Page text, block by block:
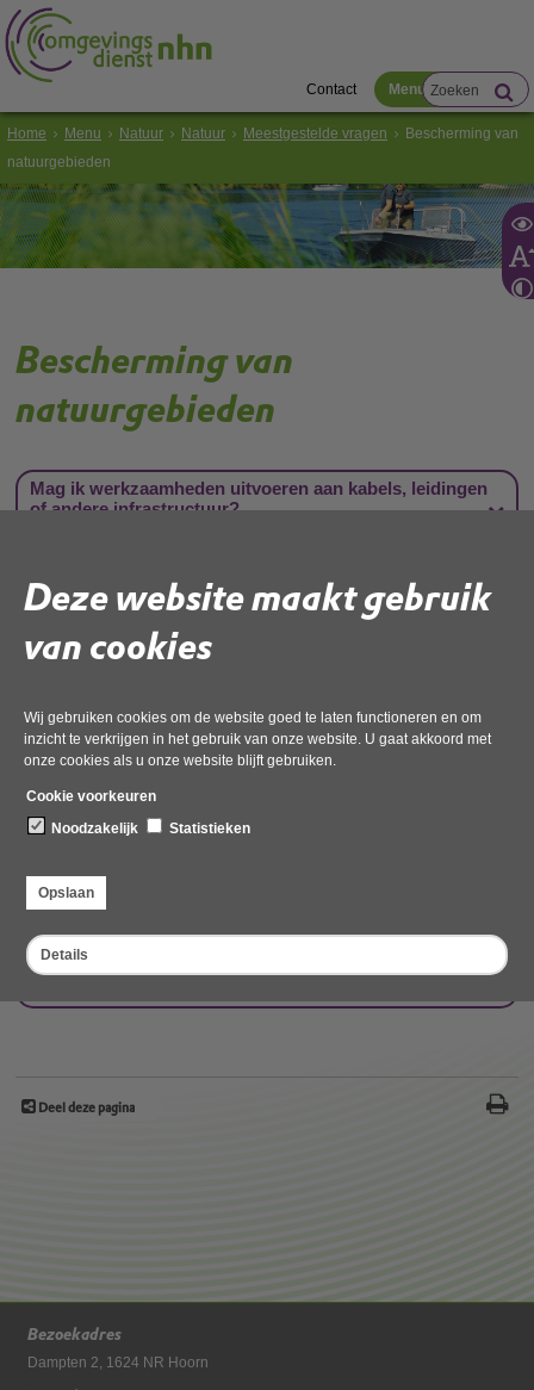
Deze website maakt gebruik
van cookies
Wij gebruiken cookies om de website goed te laten functioneren en om
inzicht te verkrijgen in het gebruik van onze website. U gaat akkoord met
onze cookies als u onze website blijft gebruiken.
Cookie voorkeuren
Noodzakelijk
Statistieken
Opslaan
Details
Contact Menu
Home Menu Natuur Natuur Meestgestelde vragen
Bescherming van
natuurgebieden
Bescherming van
natuurgebieden
Mag ik werkzaamheden uitvoeren aan kabels, leidingen
of andere infrastructuur?
Mijn plangebied ligt buiten de Natura 2000-gebieden.
Kunnen effecten op voorhand worden uitgesloten?
Stikstof
Hoe kan het dat sommige evenementen niet door kunnen
wel?
Moet een onderzoek naar stikstofdepositie aan eisen
voldoen?
Waar vind ik de laatste informatie m.b.t.
Deel deze pagina
Bezoekadres
Dampten 2, 1624 NR Hoorn